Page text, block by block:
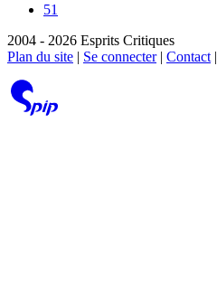
51
2004 - 2026 Esprits Critiques
Plan du site | Se connecter| Contact|